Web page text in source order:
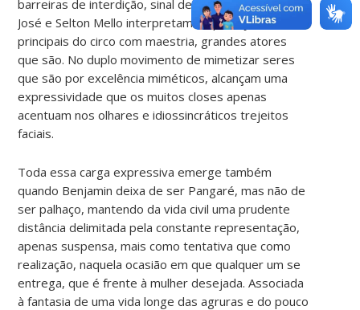
barreiras de interdição, sinal de seu êxito. Paulo
José e Selton Mello interpretam os palhaços
principais do circo com maestria, grandes atores
que são. No duplo movimento de mimetizar seres
que são por excelência miméticos, alcançam uma
expressividade que os muitos closes apenas
acentuam nos olhares e idiossincráticos trejeitos
faciais.
Toda essa carga expressiva emerge também
quando Benjamin deixa de ser Pangaré, mas não de
ser palhaço, mantendo da vida civil uma prudente
distância delimitada pela constante representação,
apenas suspensa, mais como tentativa que como
realização, naquela ocasião em que qualquer um se
entrega, que é frente à mulher desejada. Associada
à fantasia de uma vida longe das agruras e do pouco